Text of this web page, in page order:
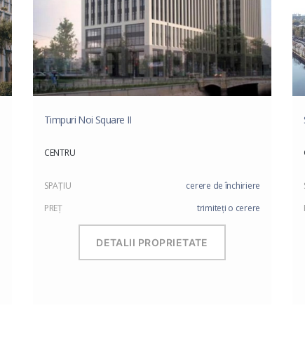
Timpuri Noi Square II
CENTRU
SPAŢIU
cerere de închiriere
PREŢ
trimiteți o cerere
DETALII PROPRIETATE